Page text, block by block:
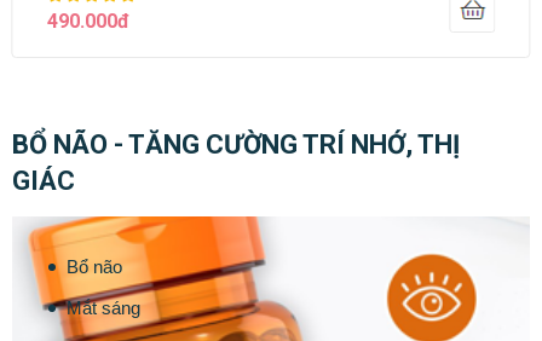
490.000đ
BỔ NÃO - TĂNG CƯỜNG TRÍ NHỚ, THỊ
GIÁC
Bổ não
Mắt sáng